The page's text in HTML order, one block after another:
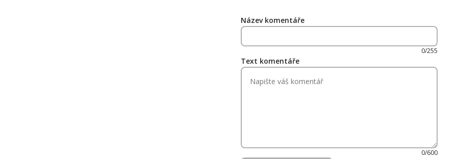
Název komentáře
0/255
Text komentáře
0/600